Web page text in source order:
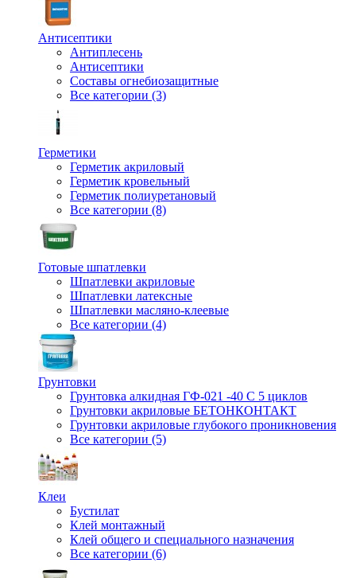
Антисептики
Антиплесень
Антисептики
Составы огнебиозащитные
Все категории (3)
Герметики
Герметик акриловый
Герметик кровельный
Герметик полиуретановый
Все категории (8)
Готовые шпатлевки
Шпатлевки акриловые
Шпатлевки латексные
Шпатлевки масляно-клеевые
Все категории (4)
Грунтовки
Грунтовка алкидная ГФ-021 -40 С 5 циклов
Грунтовки акриловые БЕТОНКОНТАКТ
Грунтовки акриловые глубокого проникновения
Все категории (5)
Клеи
Бустилат
Клей монтажный
Клей общего и специального назначения
Все категории (6)